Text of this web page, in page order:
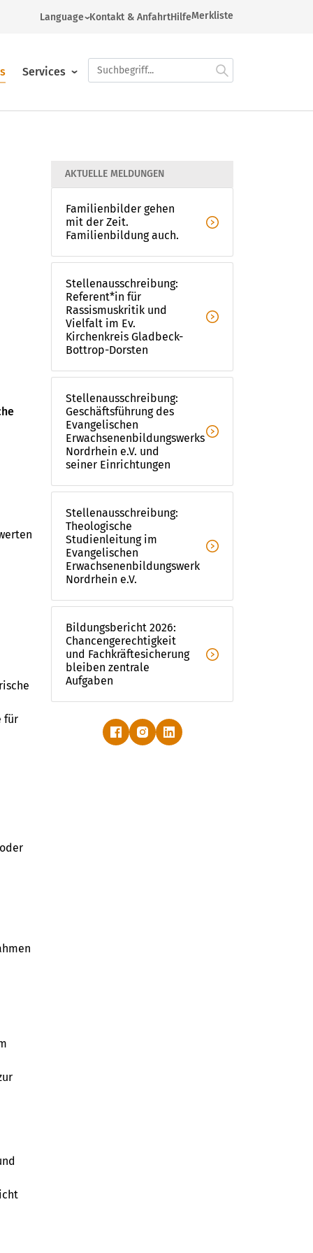
Language
Arabic
English
Ukrainian
Kontakt & AnfahrtHilfeMerkliste
Sprachen und Schulabschlüsse
Bildungsreisen & Tagesexkursionen
Bildungsurlaub
Jahresprogramme
Geschäfts- und Studienstelle
Pilgern
Services
Interner Bereich
Prävention & Awareness
Widerrufsformular
für
AKTUELLE MELDUNGEN
Familienbilder gehen
mit der Zeit.
Familienbildung auch.
Stellenausschreibung:
Referent*in für
Rassismuskritik und
Vielfalt im Ev.
Kirchenkreis Gladbeck-
Bottrop-Dorsten
Stellenausschreibung:
Geschäftsführung des
Evangelischen
Erwachsenenbildungswerks
Nordrhein e.V. und
seiner Einrichtungen
Stellenausschreibung:
Theologische
Studienleitung im
Evangelischen
Erwachsenenbildungswerk
Nordrhein e.V.
Bildungsbericht 2026:
Chancengerechtigkeit
und Fachkräftesicherung
bleiben zentrale
Aufgaben